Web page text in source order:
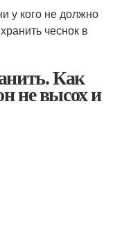
у кого не должно
чеснок в
Как
не высох и